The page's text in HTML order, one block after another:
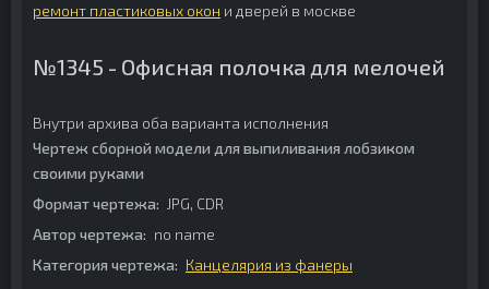
ремонт пластиковых окон и дверей в москве
№1345 - Офисная полочка для мелочей
Внутри архива оба варианта исполнения
Чертеж сборной модели для выпиливания лобзиком
своими руками
Формат чертежа: JPG, CDR
Автор чертежа: no name
Категория чертежа: Канцелярия из фанеры